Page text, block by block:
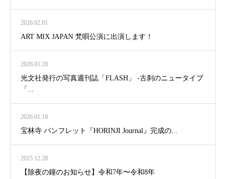
2026.02.01
ART MIX JAPAN 梵唄公演に出演します！
2026.01.28
光文社発行の写真週刊誌「FLASH」 -古刹のニュータイプ
「...
2026.01.18
宝林寺 パンフレット『HORINJI Journal』完成の...
2025.12.28
【除夜の鐘のお知らせ】令和7年〜令和8年